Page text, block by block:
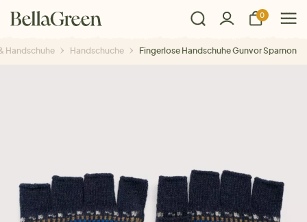
0
Handschuhe Handschuche Fingerlose Handschuhe Gunvor Sparnon